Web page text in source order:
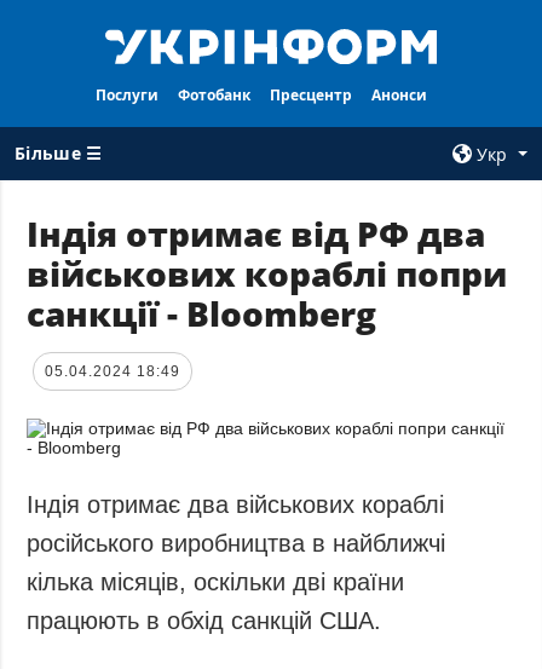
Послуги Фотобанк Пресцентр Анонси
Більше ☰
Укр
ВСI РУБРИКИ
Війна
Політика
Економіка
Фактчеки
Світ
Регіони
Суcпільcтво
Культура
АГЕНТСТВО
Про нас
Послуги
Тендери
протидія
корупції
Індія отримає від РФ два
військових кораблі попри
санкції - Bloomberg
05.04.2024 18:49
Індія отримає два військових кораблі
російського виробництва в найближчі
кілька місяців, оскільки дві країни
працюють в обхід санкцій США.